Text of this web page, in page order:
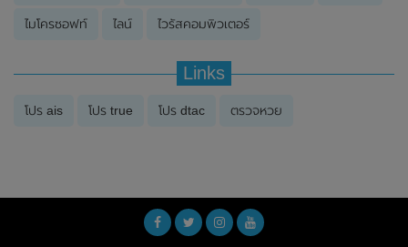
ไมโครซอฟท์ ไลน์ ไวรัสคอมพิวเตอร์
Links
โปร ais โปร true โปร dtac ตรวจหวย